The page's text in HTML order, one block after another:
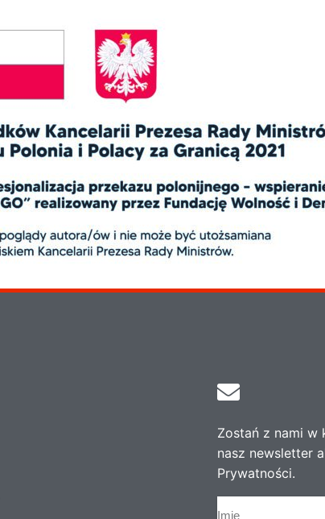
Zostań z nami w
nasz newsletter
Prywatności.